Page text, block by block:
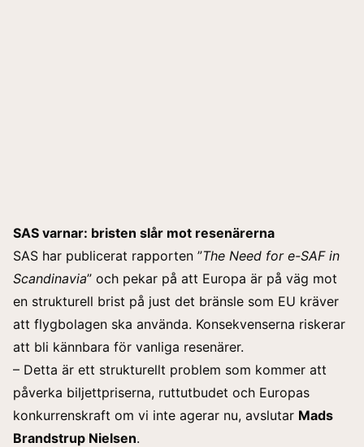
SAS varnar: bristen slår mot resenärerna
SAS har publicerat rapporten ”The Need for e-SAF in
Scandinavia” och pekar på att Europa är på väg mot
en strukturell brist på just det bränsle som EU kräver
att flygbolagen ska använda. Konsekvenserna riskerar
att bli kännbara för vanliga resenärer.
– Detta är ett strukturellt problem som kommer att
påverka biljettpriserna, ruttutbudet och Europas
konkurrenskraft om vi inte agerar nu, avslutar Mads
Brandstrup Nielsen.